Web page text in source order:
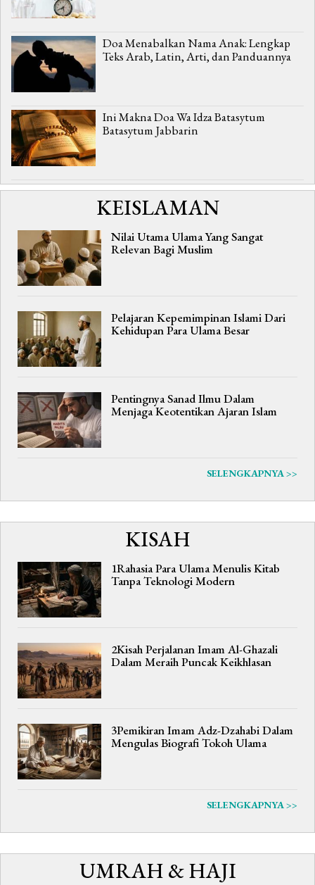
Doa Menabalkan Nama Anak: Lengkap
Teks Arab, Latin, Arti, dan Panduannya
Ini Makna Doa Wa Idza Batasytum
Batasytum Jabbarin
KEISLAMAN
Nilai Utama Ulama Yang Sangat
Relevan Bagi Muslim
Pelajaran Kepemimpinan Islami Dari
Kehidupan Para Ulama Besar
Pentingnya Sanad Ilmu Dalam
Menjaga Keotentikan Ajaran Islam
SELENGKAPNYA >>
KISAH
1Rahasia Para Ulama Menulis Kitab
Tanpa Teknologi Modern
2Kisah Perjalanan Imam Al-Ghazali
Dalam Meraih Puncak Keikhlasan
3Pemikiran Imam Adz-Dzahabi Dalam
Mengulas Biografi Tokoh Ulama
SELENGKAPNYA >>
UMRAH & HAJI